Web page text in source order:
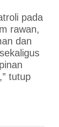
pada
rawan,
dan
tutup